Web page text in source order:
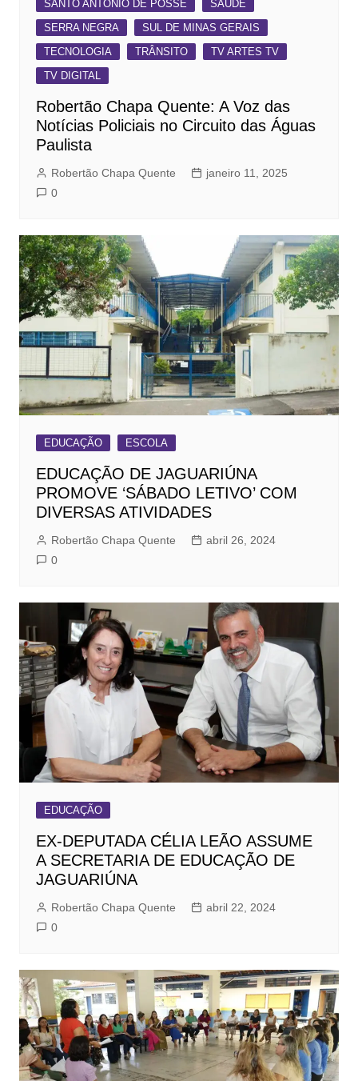
SANTO ANTONIO DE POSSE
SAÚDE
SERRA NEGRA
SUL DE MINAS GERAIS
TECNOLOGIA
TRÂNSITO
TV ARTES TV
TV DIGITAL
Robertão Chapa Quente: A Voz das
Notícias Policiais no Circuito das Águas
Paulista
Robertão Chapa Quente
janeiro 11, 2025
0
EDUCAÇÃO ESCOLA
EDUCAÇÃO DE JAGUARIÚNA
PROMOVE ‘SÁBADO LETIVO’ COM
DIVERSAS ATIVIDADES
Robertão Chapa Quente
abril 26, 2024
0
EDUCAÇÃO
EX-DEPUTADA CÉLIA LEÃO ASSUME
A SECRETARIA DE EDUCAÇÃO DE
JAGUARIÚNA
Robertão Chapa Quente
abril 22, 2024
0